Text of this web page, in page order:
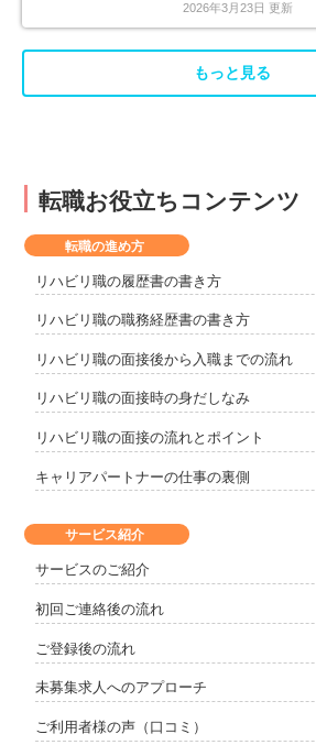
2026年3月23日 更新
もっと見る
転職お役立ちコンテンツ
サービス紹介
サービスのご紹介
初回ご連絡後の流れ
ご登録後の流れ
未募集求人へのアプローチ
ご利用者様の声（口コミ）
転職の進め方
リハビリ職の履歴書の書き方
リハビリ職の職務経歴書の書き方
リハビリ職の面接後から入職までの流れ
リハビリ職の面接時の身だしなみ
リハビリ職の面接の流れとポイント
キャリアパートナーの仕事の裏側